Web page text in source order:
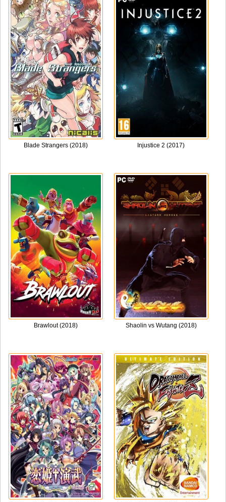
Blade Strangers (2018) Injustice 2 (2017)
Brawlout (2018) Shaolin vs Wutang (2018)